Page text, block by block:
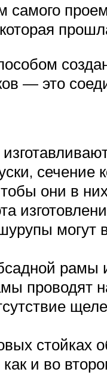
самого
— это
они в
могут
рамы
проводят
стойках
и во